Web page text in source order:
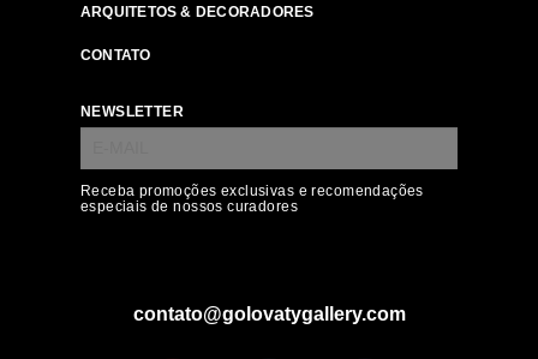
ARQUITETOS & DECORADORES
CONTATO
NEWSLETTER
Receba promoções exclusivas e recomendações
especiais de nossos curadores
contato@golovatygallery.com